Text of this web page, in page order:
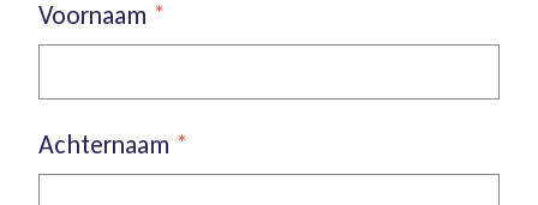
Voornaam *
Achternaam *